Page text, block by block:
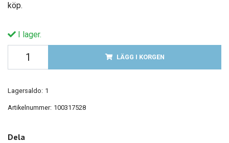
köp.
I lager.
LÄGG I KORGEN
Lagersaldo: 1
Artikelnummer: 100317528
Dela